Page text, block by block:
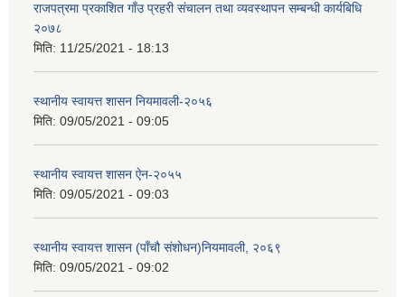
राजपत्रमा प्रकाशित गाँउ प्रहरी संचालन तथा व्यवस्थापन सम्बन्धी कार्यबिधि
२०७८
मिति: 11/25/2021 - 18:13
स्थानीय स्वायत्त शासन नियमावली-२०५६
मिति: 09/05/2021 - 09:05
स्थानीय स्वायत्त शासन ए‍ेन-२०५५
मिति: 09/05/2021 - 09:03
स्थानीय स्वायत्त शासन (पाँचौ संशोधन)नियमावली, २०६९
मिति: 09/05/2021 - 09:02